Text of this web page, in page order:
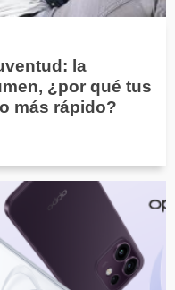
la
¿por qué tus
más rápido?